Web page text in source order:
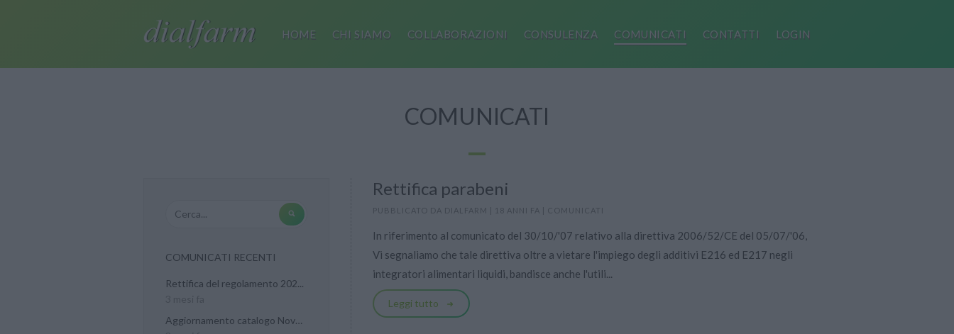
HOME CHI SIAMO COLLABORAZIONI CONSULENZA COMUNICATI CONTATTI LOGIN
COMUNICATI
COMUNICATI RECENTI
Rettifica del regolamento 202...
Aggiornamento catalogo Novel...
Rettifica parabeni
PUBBLICATO DA DIALFARM | 18 ANNI FA | COMUNICATI
In riferimento al comunicato del 30/10/'07 relativo alla direttiva 2006/52/CE del 05/07/'06,
Vi segnaliamo che tale direttiva oltre a vietare l'impiego degli additivi E216 ed E217 negli
integratori alimentari liquidi, bandisce anche l'utili...
Leggi tutto